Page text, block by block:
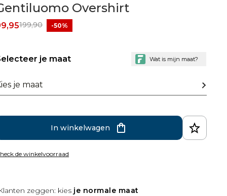
Overshirt
199,90 -50%
je maat
je maat
In winkelwagen
de winkelvoorraad
zeggen: kies je normale maat